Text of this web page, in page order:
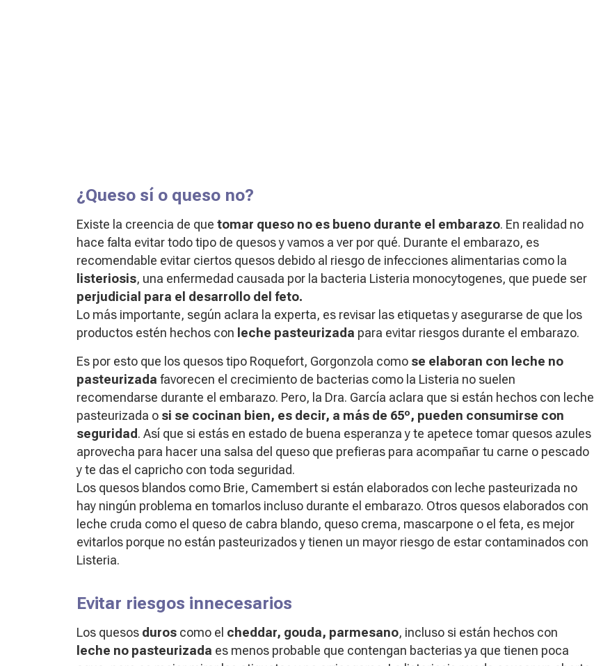
¿Queso sí o queso no?
Existe la creencia de que tomar queso no es bueno durante el embarazo. En realidad no
hace falta evitar todo tipo de quesos y vamos a ver por qué. Durante el embarazo, es
recomendable evitar ciertos quesos debido al riesgo de infecciones alimentarias como la
listeriosis, una enfermedad causada por la bacteria Listeria monocytogenes, que puede ser
perjudicial para el desarrollo del feto.
Lo más importante, según aclara la experta, es revisar las etiquetas y asegurarse de que los
productos estén hechos con leche pasteurizada para evitar riesgos durante el embarazo.
Es por esto que los quesos tipo Roquefort, Gorgonzola como se elaboran con leche no
pasteurizada favorecen el crecimiento de bacterias como la Listeria no suelen
recomendarse durante el embarazo. Pero, la Dra. García aclara que si están hechos con leche
pasteurizada o si se cocinan bien, es decir, a más de 65º, pueden consumirse con
seguridad. Así que si estás en estado de buena esperanza y te apetece tomar quesos azules
aprovecha para hacer una salsa del queso que prefieras para acompañar tu carne o pescado
y te das el capricho con toda seguridad.
Los quesos blandos como Brie, Camembert si están elaborados con leche pasteurizada no
hay ningún problema en tomarlos incluso durante el embarazo. Otros quesos elaborados con
leche cruda como el queso de cabra blando, queso crema, mascarpone o el feta, es mejor
evitarlos porque no están pasteurizados y tienen un mayor riesgo de estar contaminados con
Listeria.
Evitar riesgos innecesarios
Los quesos duros como el cheddar, gouda, parmesano, incluso si están hechos con
leche no pasteurizada es menos probable que contengan bacterias ya que tienen poca